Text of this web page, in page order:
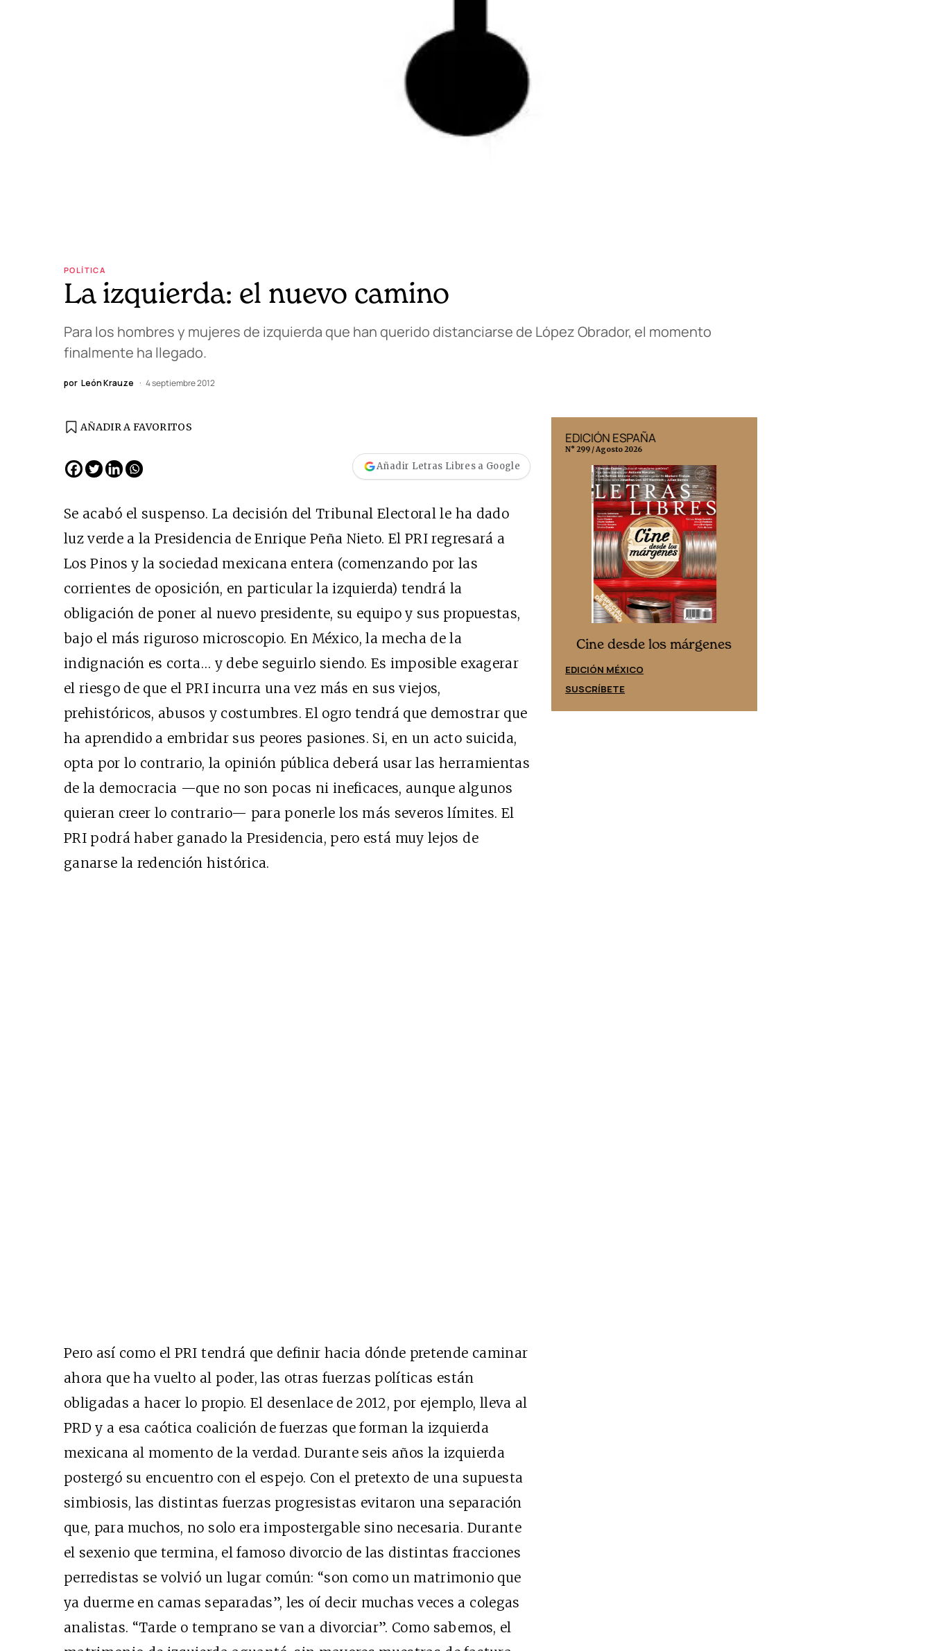
POLÍTICA
La izquierda: el nuevo camino
Para los hombres y mujeres de izquierda que han querido distanciarse de López Obrador, el momento
finalmente ha llegado.
por León Krauze 4 septiembre 2012
AÑADIR A FAVORITOS
Añadir Letras Libres a Google
Se acabó el suspenso. La decisión del Tribunal Electoral le ha dado
luz verde a la Presidencia de Enrique Peña Nieto. El PRI regresará a
Los Pinos y la sociedad mexicana entera (comenzando por las
corrientes de oposición, en particular la izquierda) tendrá la
obligación de poner al nuevo presidente, su equipo y sus propuestas,
bajo el más riguroso microscopio. En México, la mecha de la
indignación es corta… y debe seguirlo siendo. Es imposible exagerar
el riesgo de que el PRI incurra una vez más en sus viejos,
prehistóricos, abusos y costumbres. El ogro tendrá que demostrar que
ha aprendido a embridar sus peores pasiones. Si, en un acto suicida,
opta por lo contrario, la opinión pública deberá usar las herramientas
de la democracia —que no son pocas ni ineficaces, aunque algunos
quieran creer lo contrario— para ponerle los más severos límites. El
PRI podrá haber ganado la Presidencia, pero está muy lejos de
ganarse la redención histórica.
Pero así como el PRI tendrá que definir hacia dónde pretende caminar
ahora que ha vuelto al poder, las otras fuerzas políticas están
obligadas a hacer lo propio. El desenlace de 2012, por ejemplo, lleva al
PRD y a esa caótica coalición de fuerzas que forman la izquierda
mexicana al momento de la verdad. Durante seis años la izquierda
postergó su encuentro con el espejo. Con el pretexto de una supuesta
simbiosis, las distintas fuerzas progresistas evitaron una separación
que, para muchos, no solo era impostergable sino necesaria. Durante
el sexenio que termina, el famoso divorcio de las distintas fracciones
perredistas se volvió un lugar común: “son como un matrimonio que
ya duerme en camas separadas”, les oí decir muchas veces a colegas
analistas. “Tarde o temprano se van a divorciar”. Como sabemos, el
Cine desde los márgenes
EDICIÓN MÉXICO
SUSCRÍBETE
Cine desde los márgenes
EDICIÓN ESPAÑA
SUSCRÍBETE
EDICIÓN ESPAÑA
N° 299 / Agosto 2026
Cine desde los márgenes
EDICIÓN MÉXICO
SUSCRÍBETE